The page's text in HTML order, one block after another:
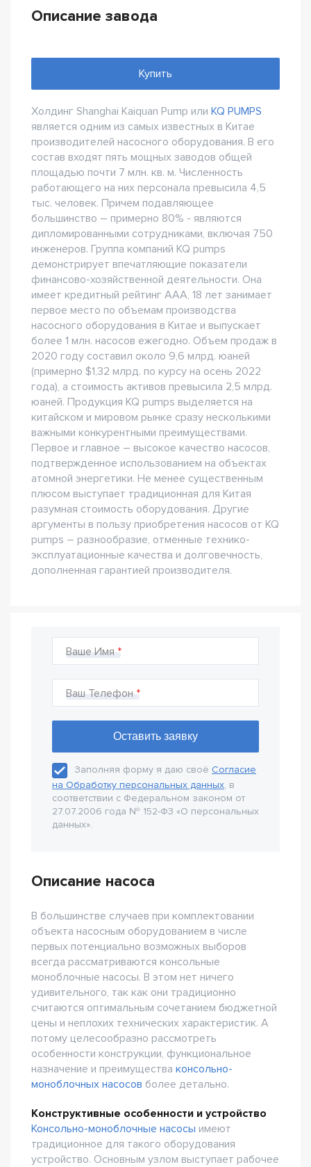
Описание завода
Купить
Холдинг Shanghai Kaiquan Pump или KQ PUMPS
является одним из самых известных в Китае
производителей насосного оборудования. В его
состав входят пять мощных заводов общей
площадью почти 7 млн. кв. м. Численность
работающего на них персонала превысила 4,5
тыс. человек. Причем подавляющее
большинство – примерно 80% - являются
дипломированными сотрудниками, включая 750
инженеров. Группа компаний KQ pumps
демонстрирует впечатляющие показатели
финансово-хозяйственной деятельности. Она
имеет кредитный рейтинг ААА, 18 лет занимает
первое место по объемам производства
насосного оборудования в Китае и выпускает
более 1 млн. насосов ежегодно. Объем продаж в
2020 году составил около 9,6 млрд. юаней
(примерно $1,32 млрд. по курсу на осень 2022
года), а стоимость активов превысила 2,5 млрд.
юаней. Продукция KQ pumps выделяется на
китайском и мировом рынке сразу несколькими
важными конкурентными преимуществами.
Первое и главное – высокое качество насосов,
подтвержденное использованием на объектах
атомной энергетики. Не менее существенным
плюсом выступает традиционная для Китая
разумная стоимость оборудования. Другие
аргументы в пользу приобретения насосов от KQ
pumps – разнообразие, отменные технико-
эксплуатационные качества и долговечность,
дополненная гарантией производителя.
Ваше Имя
Ваш Телефон
Заполняя форму я даю своё Согласие
на Обработку персональных данных, в
соответствии с Федеральном законом от
27.07.2006 года № 152-Ф3 «О персональных
данных».
Описание насоса
В большинстве случаев при комплектовании
объекта насосным оборудованием в числе
первых потенциально возможных выборов
всегда рассматриваются консольные
моноблочные насосы. В этом нет ничего
удивительного, так как они традиционно
считаются оптимальным сочетанием бюджетной
цены и неплохих технических характеристик. А
потому целесообразно рассмотреть
особенности конструкции, функциональное
назначение и преимущества консольно-
моноблочных насосов более детально.
Конструктивные особенности и устройство
Консольно-моноблочные насосы имеют
традиционное для такого оборудования
устройство. Основным узлом выступает рабочее